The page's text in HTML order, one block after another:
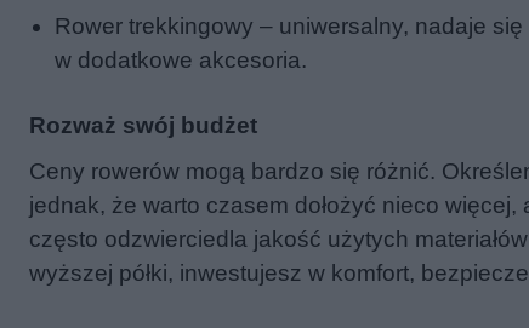
Rower trekkingowy – uniwersalny, nadaje
w dodatkowe akcesoria.
Rozważ swój budżet
Ceny rowerów mogą bardzo się różnić.
jednak, że warto czasem dołożyć nieco
często odzwierciedla jakość użytych
wyższej półki, inwestujesz w komfort,